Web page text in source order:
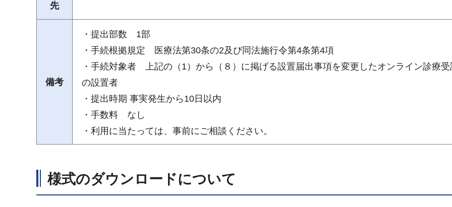
先
備考
・提出部数 1部
・手続根拠規定 医療法第30条の2及び同法施行令第4条第4項
・手続対象者 上記の（1）から（８）に掲げる設置届出事項を変更したオンライン診療受
の設置者
・提出時期 事実発生から10日以内
・手数料 なし
・利用に当たっては、事前にご相談ください。
様式のダウンロードについて